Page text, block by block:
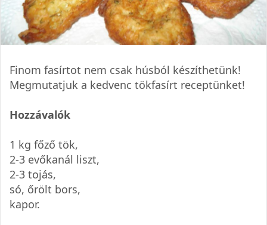
Finom fasírtot nem csak húsból készíthetünk!
Megmutatjuk a kedvenc tökfasírt receptünket!
Hozzávalók
1 kg főző tök,
2-3 evőkanál liszt,
2-3 tojás,
só, őrölt bors,
kapor.